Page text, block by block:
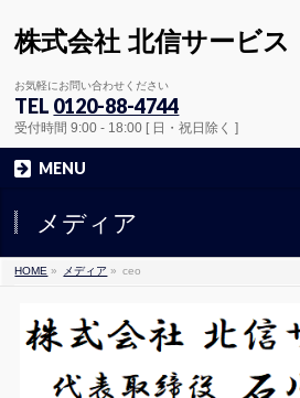
株式会社 北信サービス
お気軽にお問い合わせください
TEL 0120-88-4744
受付時間 9:00 - 18:00 [ 日・祝日除く ]
MENU
メディア
HOME » メディア » ceo